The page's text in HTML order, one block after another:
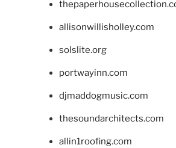
allisonwillisholley.com
solslite.org
portwayinn.com
djmaddogmusic.com
thesoundarchitects.com
allin1roofing.com